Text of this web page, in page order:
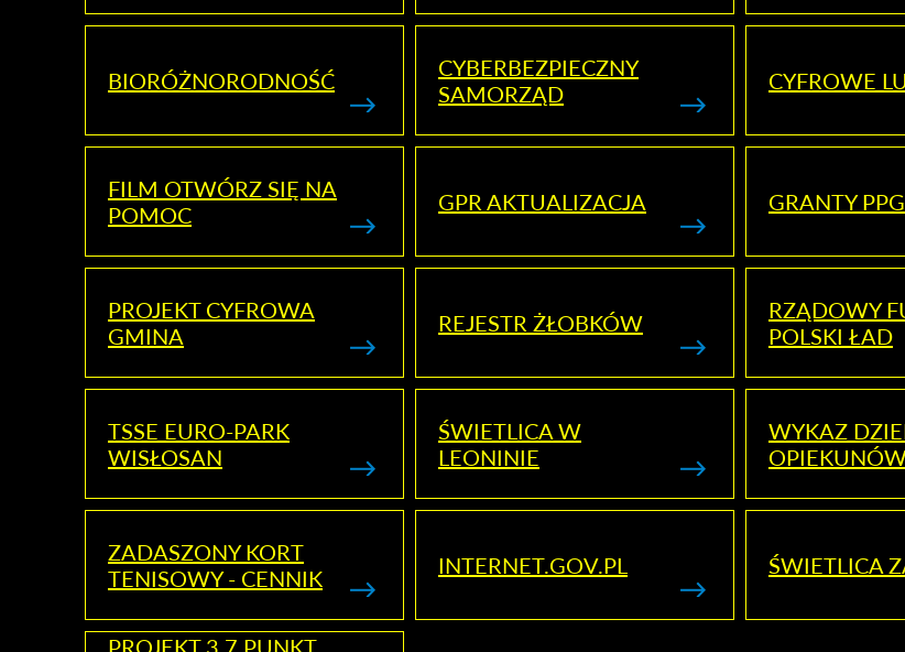
BIORÓŻNORODNOŚĆ
CYBERBEZPIECZNY
SAMORZĄD
CYFROWE
FILM OTWÓRZ SIĘ NA
POMOC
GPR AKTUALIZACJA GRANTY
PROJEKT CYFROWA
GMINA
REJESTR ŻŁOBKÓW
RZĄDOWY
POLSKI ŁAD
TSSE EURO-PARK
WISŁOSAN
ŚWIETLICA W
LEONINIE
WYKAZ
ZADASZONY KORT
TENISOWY - CENNIK
INTERNET.GOV.PL ŚWIETLICA
PROJEKT 3.7 PUNKT